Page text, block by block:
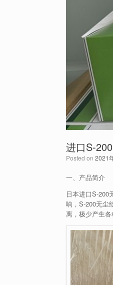
进口S-
Posted on 2021
一、产品简介
日本进口S-200
响，S-200无尘
离，极少产生